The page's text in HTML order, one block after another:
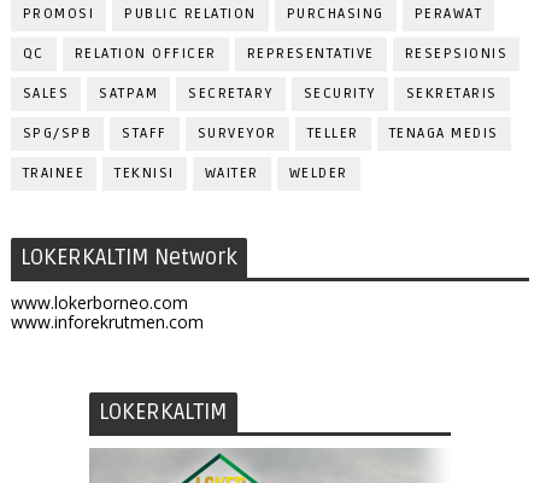
PROMOSI PUBLIC RELATION PURCHASING PERAWAT
QC RELATION OFFICER REPRESENTATIVE RESEPSIONIS
SALES SATPAM SECRETARY SECURITY SEKRETARIS
SPG/SPB STAFF SURVEYOR TELLER TENAGA MEDIS
TRAINEE TEKNISI WAITER WELDER
LOKERKALTIM Network
www.lokerborneo.com
www.inforekrutmen.com
LOKERKALTIM